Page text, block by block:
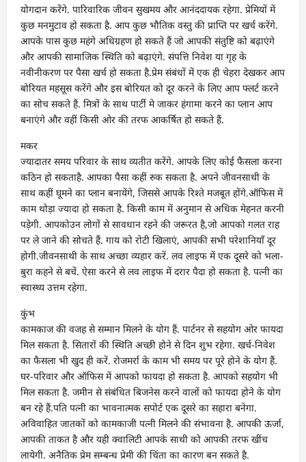
योगदान करेंगे. पारिवारिक जीवन सुखमय और आनंददायक रहेगा. प्रेमियों में
कुछ मनमुटाव हो सकता है. आप कुछ भौतिक वस्तु की प्राप्ति पर खर्च करेंगे.
आपके पास कुछ महंगे अधिग्रहण हो सकते हैं जो आपकी संतुष्टि को बढ़ाएंगे
और आपकी सामाजिक स्थिति को बढ़ाएंगे. संपत्ति निवेश या गृह के
नवीनीकरण पर पैसा खर्च हो सकता है.प्रेम संबंधों में एक ही चेहरा देखकर आप
बोरियत महसूस करेंगे और इस बोरियत को दूर करने के लिए आप फ्लर्ट करने
का सोच सकते हैं. मित्रों के साथ पार्टी मे जाकर हंगामा करने का प्लान आप
बनाएंगे और वहीं किसी ओर की तरफ आकर्षित हो सकते हैं.
मकर
ज्यादातर समय परिवार के साथ व्यतीत करेंगे. आपके लिए कोई फैसला करना
कठिन हो सकताहै. आपका पैसा कहीं रुक सकता है. अपने जीवनसाथी के
साथ कहीं घूमने का प्लान बनायेंगे, जिससे आपके रिश्ते मजबूत होंगे.ऑफिस में
काम थोड़ा ज्यादा हो सकता है. किसी काम में अनुमान से अधिक मेहनत करनी
पड़ेगी. आपकोउन लोगों से सावधान रहने की जरूरत है,जो आपको गलत राह
पर ले जाने की सोचते हैं. गाय को रोटी खिलाएं, आपकी सभी परेशानियाँ दूर
होगी.जीवनसाथी के साथ अच्छा व्यहार करें. लव लाइफ में एक दूसरे को भला-
बुरा कहने से बचें. ऐसा करने से लव लाइफ में दरार पैदा हो सकता है. पत्नी का
स्वास्थ्य उत्तम रहेगा.
कुंभ
कामकाज की वजह से सम्मान मिलने के योग हैं. पार्टनर से सहयोग ओर फायदा
मिल सकता है. सितारों की स्थिति अच्छी होने से दिन शुभ रहेगा. खर्च-निवेश
का फैसला भी खुद ही करें. रोजमर्रा के काम भी समय पर पूरे होने के योग हैं.
घर-परिवार और ऑफिस में आपको फायदा हो सकता है. आपको सहयोग भी
मिल सकता है. जमीन से संबंधित बिजनेस करने वालों को फायदा होने के योग
बन रहे हैं.पति पत्नी का भावनात्मक सपोर्ट एक दूसरे का सहारा बनेगा.
अविवाहित जातकों को कामकाजी पत्नी मिलने की संभावना है. आपकी ऊर्जा,
आपकी ताकत है और यही क्वालिटी आपके साथी को आपकी तरफ खींच
लायेगी. अनैतिक प्रेम सम्बन्ध प्रेमी की चिंता का कारण बन सकते है.